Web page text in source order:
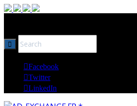
Facebook
Twitter
LinkedIn